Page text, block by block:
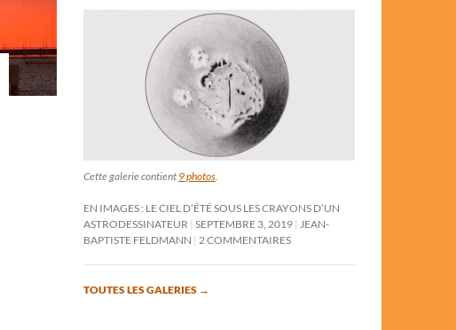
Cette galerie contient 9 photos
EN IMAGES : LE CIEL D’ÉTÉ SOUS LES CRAYONS D’UN
ASTRODESSINATEUR SEPTEMBRE 3, 2019
JEAN-
BAPTISTE FELDMANN
2 COMMENTAIRES
TOUTES LES GALERIES →